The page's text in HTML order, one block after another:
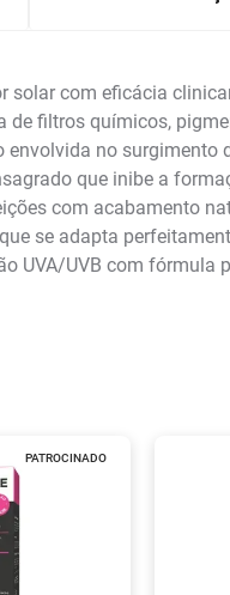
solar com eficácia
de filtros químicos,
no
que inibe a
com acabamento
se adapta
UVA/UVB com
PATROCINADO